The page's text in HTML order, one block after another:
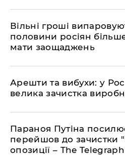
Вільні гроші
половини росіян
мати заощаджень
Арешти та вибухи: у
велика зачистка
Параноя Путіна
перейшов до зачистки
опозиції – The Telegraph